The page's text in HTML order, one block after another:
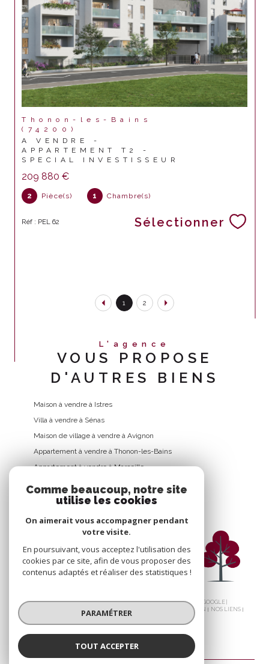
Thonon-les-Bains
(74200)
A VENDRE -
APPARTEMENT T2 -
SPECIAL INVESTISSEUR
209 880 €
2 Pièce(s) 1 Chambre(s)
Réf : PEL 62 Sélectionner
1 2
L'agence
VOUS PROPOSE
D'AUTRES BIENS
Maison à vendre à Istres
Villa à vendre à Sénas
Maison de village à vendre à Avignon
Appartement à vendre à Thonon-les-Bains
Appartement à vendre à Marseille
© 2026 | TOUS DROITS RÉSERVÉS | TRADUCTION POWERED BY GOOGLE |
PLAN DU SITE MENTIONS LÉGALES ADMIN
NOS LIENS
POLITIQUE RGPD
Comme beaucoup, notre site
utilise les cookies
On aimerait vous accompagner pendant
votre visite.
En poursuivant, vous acceptez l'utilisation des
cookies par ce site, afin de vous proposer des
contenus adaptés et réaliser des statistiques !
PARAMÉTRER
TOUT ACCEPTER